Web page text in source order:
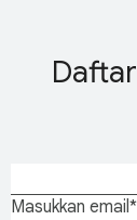
Masukkan email